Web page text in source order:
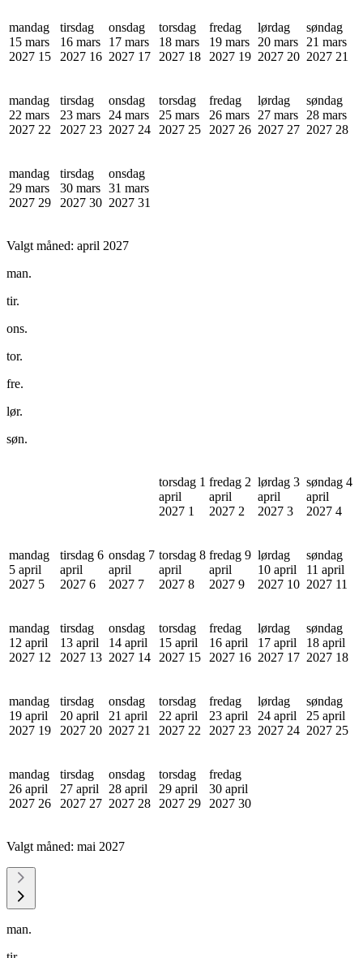
mandag
15 mars
2027 15
tirsdag
16 mars
2027 16
onsdag
17 mars
2027 17
torsdag
18 mars
2027 18
fredag
19 mars
2027 19
lørdag
20 mars
2027 20
søndag
21 mars
2027 21
mandag
22 mars
2027 22
tirsdag
23 mars
2027 23
onsdag
24 mars
2027 24
torsdag
25 mars
2027 25
fredag
26 mars
2027 26
lørdag
27 mars
2027 27
søndag
28 mars
2027 28
mandag
29 mars
2027 29
tirsdag
30 mars
2027 30
onsdag
31 mars
2027 31
Valgt måned: april 2027
man.
tir.
ons.
tor.
fre.
lør.
søn.
torsdag 1
april
2027 1
fredag 2
april
2027 2
lørdag 3
april
2027 3
søndag 4
april
2027 4
mandag
5 april
2027 5
tirsdag 6
april
2027 6
onsdag 7
april
2027 7
torsdag 8
april
2027 8
fredag 9
april
2027 9
lørdag
10 april
2027 10
søndag
11 april
2027 11
mandag
12 april
2027 12
tirsdag
13 april
2027 13
onsdag
14 april
2027 14
torsdag
15 april
2027 15
fredag
16 april
2027 16
lørdag
17 april
2027 17
søndag
18 april
2027 18
mandag
19 april
2027 19
tirsdag
20 april
2027 20
onsdag
21 april
2027 21
torsdag
22 april
2027 22
fredag
23 april
2027 23
lørdag
24 april
2027 24
søndag
25 april
2027 25
mandag
26 april
2027 26
tirsdag
27 april
2027 27
onsdag
28 april
2027 28
torsdag
29 april
2027 29
fredag
30 april
2027 30
Valgt måned: mai 2027
man.